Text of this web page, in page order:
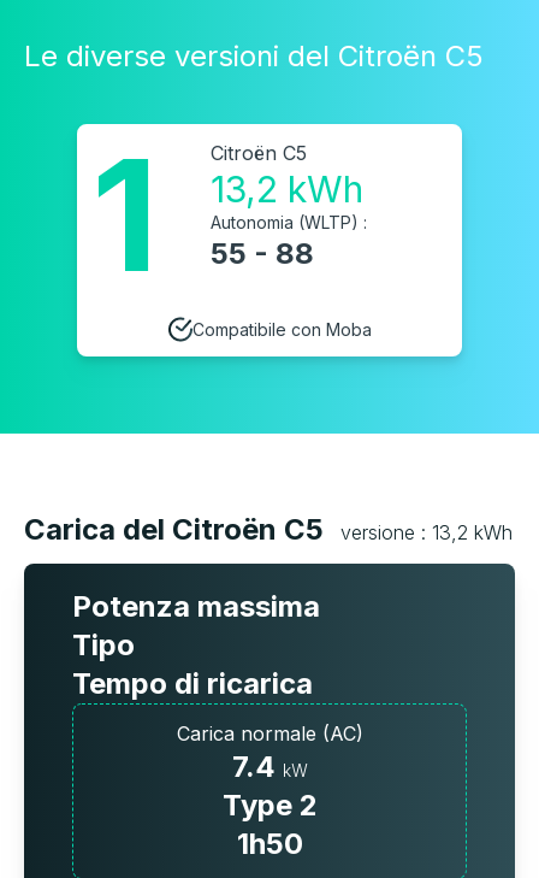
Le diverse versioni del Citroën C5
1 Citroën C5
13,2 kWh
Autonomia (WLTP) :
55 - 88
Compatibile con Moba
Carica del Citroën C5 versione : 13,2 kWh
Potenza massima
Tipo
Tempo di ricarica
Carica normale (AC)
7.4 kW
Type 2
1h50